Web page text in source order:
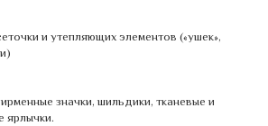
и утепляющих элементов («ушек»,
значки, шильдики, тканевые и
ярлычки.